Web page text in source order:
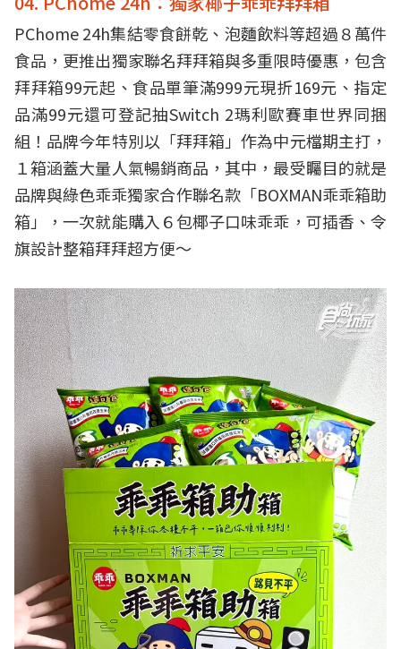
PChome 24h集結零食餅乾、泡麵飲料等超過８萬件
食品，更推出獨家聯名拜拜箱與多重限時優惠，包含
拜拜箱99元起、食品單筆滿999元現折169元、指定
品滿99元還可登記抽Switch 2瑪利歐賽車世界同捆
組！品牌今年特別以「拜拜箱」作為中元檔期主打，
１箱涵蓋大量人氣暢銷商品，其中，最受矚目的就是
品牌與綠色乖乖獨家合作聯名款「BOXMAN乖乖箱助
箱」，一次就能購入６包椰子口味乖乖，可插香、令
旗設計整箱拜拜超方便～